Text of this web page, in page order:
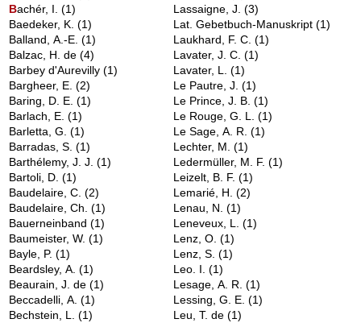
Bachér, I.(1)
Baedeker, K.(1)
Balland, A.-E.(1)
Balzac, H. de(4)
Barbey d'Aurevilly(1)
Bargheer, E.(2)
Baring, D. E.(1)
Barlach, E.(1)
Barletta, G.(1)
Barradas, S.(1)
Barthélemy, J. J.(1)
Bartoli, D.(1)
Baudelaire, C.(2)
Baudelaire, Ch.(1)
Bauerneinband(1)
Baumeister, W.(1)
Bayle, P.(1)
Beardsley, A.(1)
Beaurain, J. de(1)
Beccadelli, A.(1)
Bechstein, L.(1)
Lassaigne, J.(3)
Lat. Gebetbuch-Manuskript(1)
Laukhard, F. C.(1)
Lavater, J. C.(1)
Lavater, L.(1)
Le Pautre, J.(1)
Le Prince, J. B.(1)
Le Rouge, G. L.(1)
Le Sage, A. R.(1)
Lechter, M.(1)
Ledermüller, M. F.(1)
Leizelt, B. F.(1)
Lemarié, H.(2)
Lenau, N.(1)
Leneveux, L.(1)
Lenz, O.(1)
Lenz, S.(1)
Leo. I.(1)
Lesage, A. R.(1)
Lessing, G. E.(1)
Leu, T. de(1)